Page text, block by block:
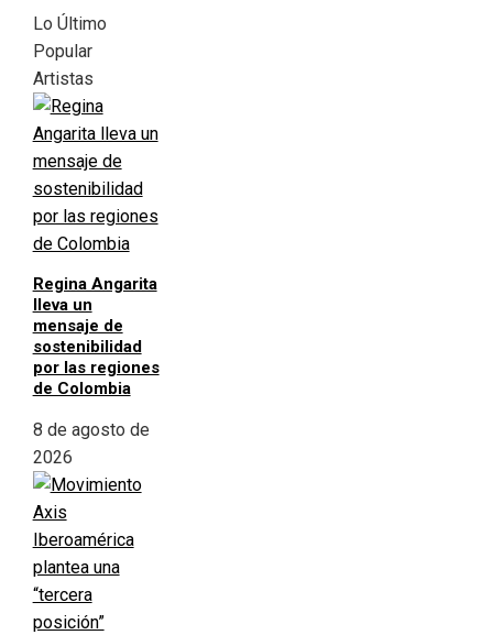
Lo Último
Popular
Artistas
Regina Angarita
lleva un
mensaje de
sostenibilidad
por las regiones
de Colombia
8 de agosto de
2026